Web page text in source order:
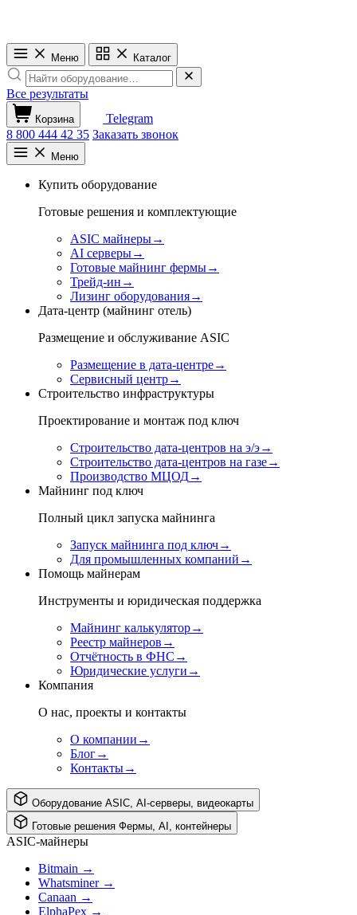
Меню Каталог
Все результаты
Корзина
Telegram
8 800 444 42 35 Заказать звонок
Меню
Купить оборудование
Готовые решения и комплектующие
ASIC майнеры→
AI серверы→
Готовые майнинг фермы→
Трейд-ин →
Лизинг оборудования→
Дата-центр (майнинг отель)
Размещение и обслуживание ASIC
Размещение в дата-центре→
Сервисный центр→
Строительство инфраструктуры
Проектирование и монтаж под ключ
Строительство дата-центров на э/э→
Строительство дата-центров на газе→
Производство МЦОД→
Майнинг под ключ
Полный цикл запуска майнинга
Запуск майнинга под ключ→
Для промышленных компаний →
Помощь майнерам
Инструменты и юридическая поддержка
Майнинг калькулятор→
Реестр майнеров →
Отчётность в ФНС →
Юридические услуги →
Компания
О нас, проекты и контакты
О компании →
Блог→
Контакты→
Оборудование ASIC, AI-серверы, видеокарты
Готовые решения Фермы, AI, контейнеры
ASIC-майнеры
Bitmain →
Whatsminer →
Canaan →
ElphaPex →